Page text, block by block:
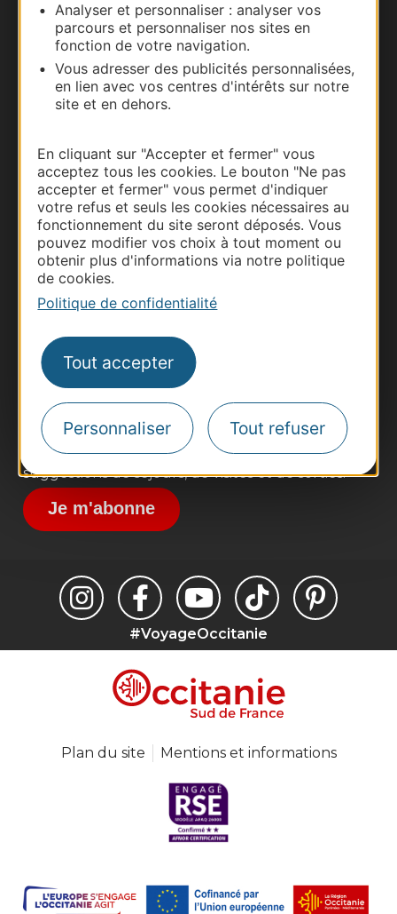
Analyser et personnaliser : analyser vos
parcours et personnaliser nos sites en
fonction de votre navigation.
Vous adresser des publicités personnalisées,
en lien avec vos centres d'intérêts sur notre
site et en dehors.
En cliquant sur "Accepter et fermer" vous
acceptez tous les cookies. Le bouton "Ne pas
accepter et fermer" vous permet d'indiquer
votre refus et seuls les cookies nécessaires au
fonctionnement du site seront déposés. Vous
pouvez modifier vos choix à tout moment ou
obtenir plus d'informations via notre politique
de cookies.
Politique de confidentialité
Tout accepter
Personnaliser Tout refuser
Carte interactive
Documentation
Thermalisme
Business/Mice
Pros d'Occitanie
Site presse et d'influence
Voyagistes
Destination Sport
Inscrivez-vous à la lettre d'information
Destination Occitanie pour recevoir des
suggestions de séjours, de visites et de sorties.
Je m'abonne
#VoyageOccitanie
Plan du site Mentions et informations